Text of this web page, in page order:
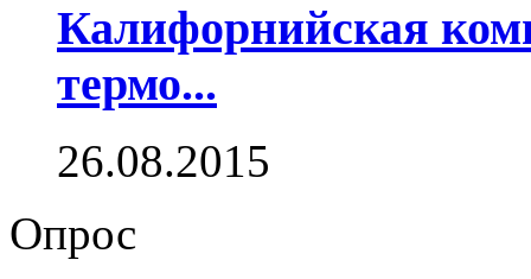
Калифорнийская
термо...
26.08.2015
Опрос